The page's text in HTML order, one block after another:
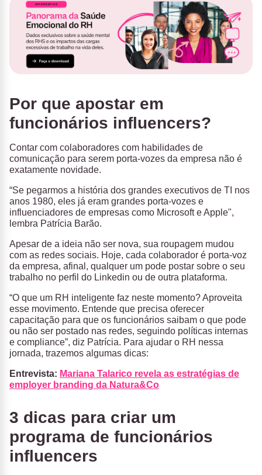
Por que apostar em
funcionários influencers?
Contar com colaboradores com habilidades de
comunicação para serem porta-vozes da empresa não é
exatamente novidade.
“Se pegarmos a história dos grandes executivos de TI nos
anos 1980, eles já eram grandes porta-vozes e
influenciadores de empresas como Microsoft e Apple",
lembra Patrícia Barão.
Apesar de a ideia não ser nova, sua roupagem mudou
com as redes sociais. Hoje, cada colaborador é porta-voz
da empresa, afinal, qualquer um pode postar sobre o seu
trabalho no perfil do Linkedin ou de outra plataforma.
“O que um RH inteligente faz neste momento? Aproveita
esse movimento. Entende que precisa oferecer
capacitação para que os funcionários saibam o que pode
ou não ser postado nas redes, seguindo políticas internas
e compliance”, diz Patrícia. Para ajudar o RH nessa
jornada, trazemos algumas dicas:
Entrevista: Mariana Talarico revela as estratégias de
employer branding da Natura&Co
3 dicas para criar um
programa de funcionários
influencers